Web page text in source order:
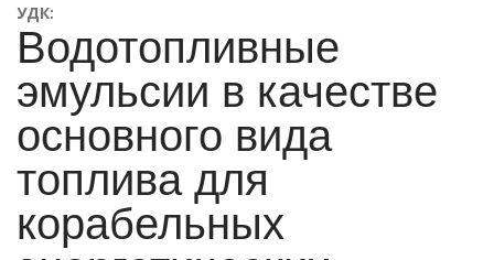
УДК:
Водотопливные
эмульсии в качестве
основного вида
топлива для
корабельных